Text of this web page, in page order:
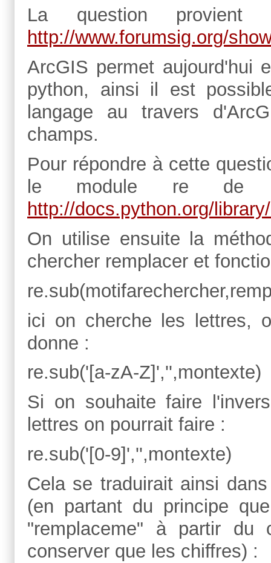
La question provient
http://www.forumsig.org/
ArcGIS permet aujourd'hui
python, ainsi il est
langage au travers
champs.
Pour répondre à cette
le module re de
http://docs.python.org/
On utilise ensuite la
chercher remplacer et
ici on cherche les lettres,
donne :
re.sub('[a-zA-Z]','',montexte)
Si on souhaite faire
lettres on pourrait faire :
re.sub('[0-9]','',montexte)
Cela se traduirait ainsi
(en partant du principe
"remplaceme" à partir du
conserver que les chiffres) :